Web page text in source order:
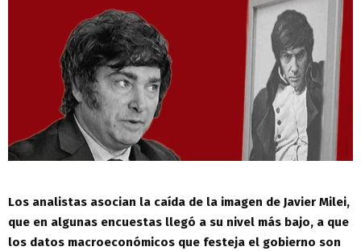
Los analistas asocian la caída de la imagen de Javier Milei,
que en algunas encuestas llegó a su nivel más bajo, a que
los datos macroeconómicos que festeja el gobierno son